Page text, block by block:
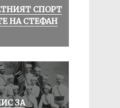
СПОРТ
НА СТЕФАН
ЗА